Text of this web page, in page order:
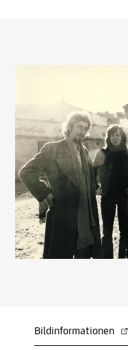
Bildinformationen